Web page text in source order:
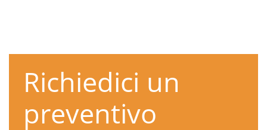
Richiedici un
preventivo